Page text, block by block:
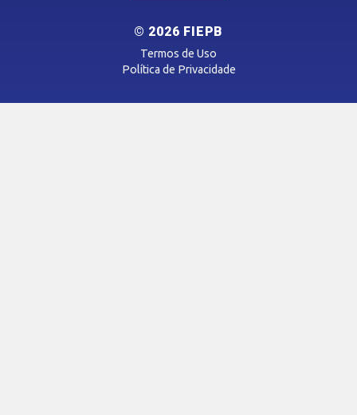
SAC
© 2026 FIEPB
Termos de Uso
Política de Privacidade